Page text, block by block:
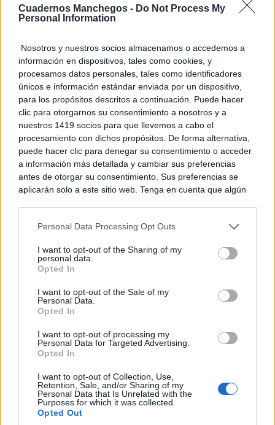
Cuadernos Manchegos - Do Not Process My
Personal Information
Nosotros y nuestros socios almacenamos o accedemos a
información en dispositivos, tales como cookies, y
procesamos datos personales, tales como identificadores
únicos e información estándar enviada por un dispositivo,
para los propósitos descritos a continuación. Puede hacer
clic para otorgarnos su consentimiento a nosotros y a
nuestros 1419 socios para que llevemos a cabo el
procesamiento con dichos propósitos. De forma alternativa,
puede hacer clic para denegar su consentimiento o acceder
a información más detallada y cambiar sus preferencias
antes de otorgar su consentimiento. Sus preferencias se
aplicarán solo a este sitio web. Tenga en cuenta que algún
rechazar tal procesamiento. Puede cambiar sus preferencias
a este sitio y haciendo clic en el botón "Privacidad" en la
parte inferior de la página web.
Please note that this website/app uses one or more Google
services and may gather and store information including but
not limited to your visit or usage behaviour. You may click to
use your data for below specified purposes in below Google
consent section.
Personal Data Processing Opt Outs
I want to opt-out of the Sharing of my
personal data.
Opted In
I want to opt-out of the Sale of my
Personal Data.
Opted In
I want to opt-out of processing my
Personal Data for Targeted Advertising.
Opted In
I want to opt-out of Collection, Use,
Retention, Sale, and/or Sharing of my
Personal Data that Is Unrelated with the
Purposes for which it was collected.
Opted Out
José Antonio Peco
Presidente NNGG Bolaños de Calatrava
TE RECOMENDAMOS
Un verdadero MMORPG de la vieja escuela ¡Cómo los
de antes, pero mejor!